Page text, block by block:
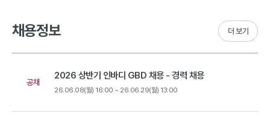
채용정보
공채
2026 상반기 인바디 GBD 채용 - 경력 채용
26.06.08(월) 16:00 ~ 26.06.29(월) 13:00
더 보기